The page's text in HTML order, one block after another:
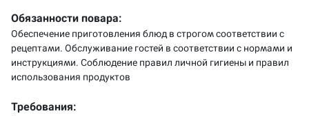
Обязанности повара:
Обеспечение приготовления блюд в строгом соответствии с
рецептами. Обслуживание гостей в соответствии с нормами и
инструкциями. Соблюдение правил личной гигиены и правил
использования продуктов
Требования: